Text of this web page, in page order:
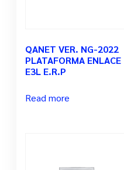
QANET VER. NG-2022
PLATAFORMA ENLACE
E3L E.R.P
Read more